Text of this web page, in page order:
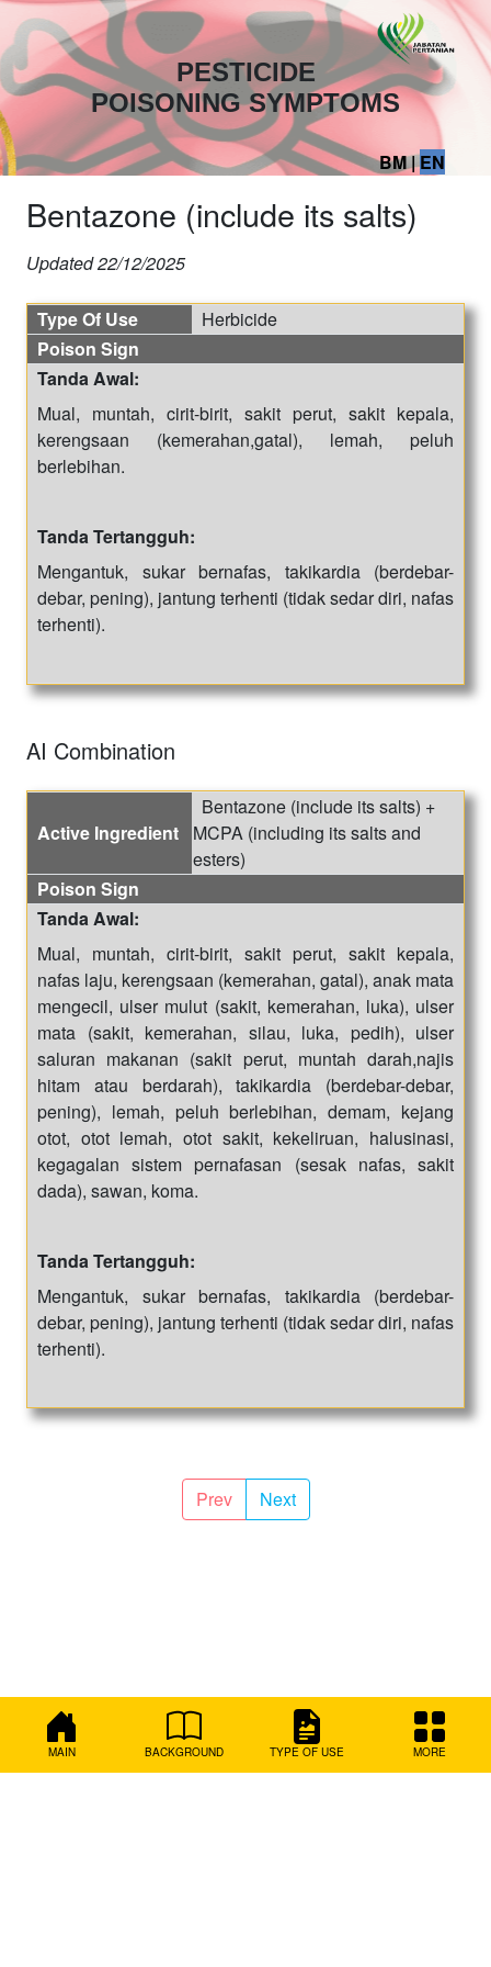
PESTICIDE
POISONING SYMPTOMS
BM|EN
MAIN BACKGROUND TYPE OF USE MORE
Bentazone (include its salts)
Updated22/12/2025
Type Of Use
Herbicide
Poison Sign
Tanda Awal:
Mual, muntah, cirit-birit, sakit perut, sakit kepala,
kerengsaan (kemerahan,gatal), lemah, peluh
berlebihan.
Tanda Tertangguh:
Mengantuk, sukar bernafas, takikardia (berdebar-
debar, pening), jantung terhenti (tidak sedar diri, nafas
terhenti).
AI Combination
Active Ingredient
Bentazone (include its salts) +
MCPA (including its salts and
esters)
Poison Sign
Tanda Awal:
Mual, muntah, cirit-birit, sakit perut, sakit kepala,
nafas laju, kerengsaan (kemerahan, gatal), anak mata
mengecil, ulser mulut (sakit, kemerahan, luka), ulser
mata (sakit, kemerahan, silau, luka, pedih), ulser
saluran makanan (sakit perut, muntah darah,najis
hitam atau berdarah), takikardia (berdebar-debar,
pening), lemah, peluh berlebihan, demam, kejang
otot, otot lemah, otot sakit, kekeliruan, halusinasi,
kegagalan sistem pernafasan (sesak nafas, sakit
dada), sawan, koma.
Tanda Tertangguh:
Mengantuk, sukar bernafas, takikardia (berdebar-
debar, pening), jantung terhenti (tidak sedar diri, nafas
terhenti).
Prev Next